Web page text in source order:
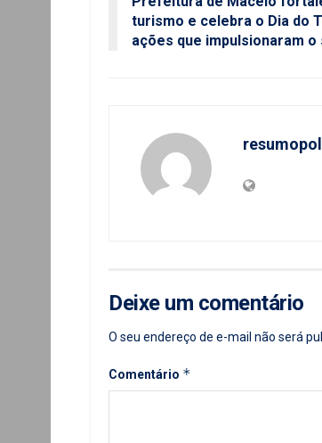
turismo e celebra o Dia do
ações que impulsionaram
Deixe um comentário
O seu endereço de e-mail não será
Comentário *